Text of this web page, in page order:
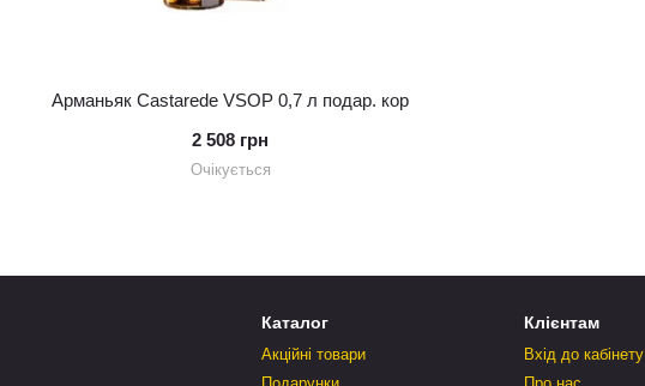
Арманьяк Castarede VSOP 0,7 л подар. кор
2 508 грн
Очікується
Каталог
Акційні товари
Клієнтам
Вхід до кабінету